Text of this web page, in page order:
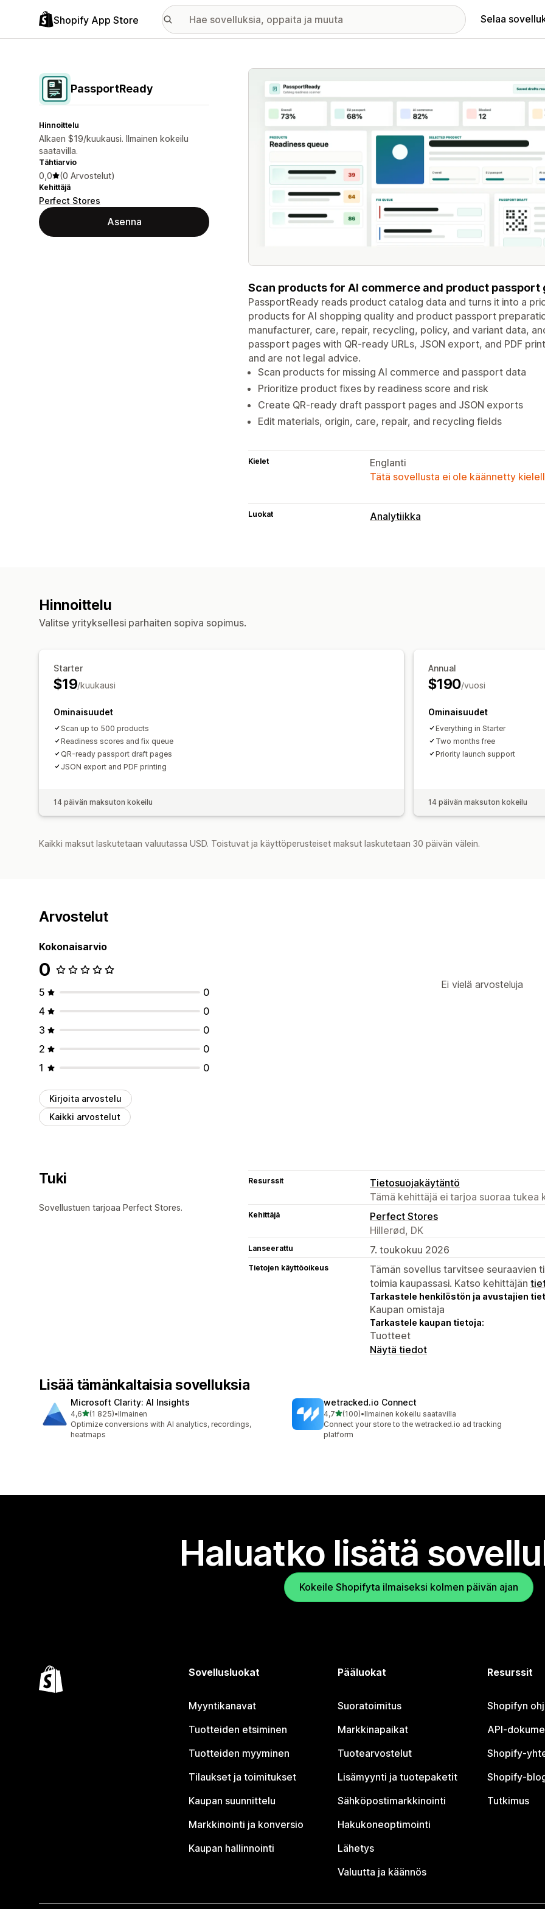
Shopify App Store Selaa
PassportReady
Hinnoittelu
Alkaen $19/kuukausi. Ilmainen kokeilu
saatavilla.
Tähtiarvio
0,0 (0 Arvostelut)
Kehittäjä
Perfect Stores
Asenna
Esittelykuvagalleria
Scan products for AI commerce and product passport
PassportReady reads product catalog data and turns it into a
products for AI shopping quality and product passport
manufacturer, care, repair, recycling, policy, and variant data,
passport pages with QR-ready URLs, JSON export, and PDF
and are not legal advice.
Scan products for missing AI commerce and passport data
Prioritize product fixes by readiness score and risk
Create QR-ready draft passport pages and JSON exports
Edit materials, origin, care, repair, and recycling fields
Kielet
Englanti
Tätä sovellusta ei ole käännetty
Luokat Analytiikka
Hinnoittelu
Valitse yrityksellesi parhaiten sopiva sopimus.
Starter
$19/kuukausi
Ominaisuudet
Scan up to 500 products
Readiness scores and fix queue
QR-ready passport draft pages
JSON export and PDF printing
14 päivän maksuton kokeilu
Annual
$190/vuosi
Ominaisuudet
Everything in Starter
Two months free
Priority launch support
14 päivän maksuton kokeilu
Kaikki maksut laskutetaan valuutassa USD. Toistuvat ja käyttöperusteiset maksut laskutetaan 30 päivän välein.
Arvostelut
Kokonaisarvio
0
5
0
4
0
3
0
2
0
1
0
Kirjoita arvostelu
Kaikki arvostelut
Ei vielä arvosteluja
Tuki
Sovellustuen tarjoaa Perfect Stores.
Resurssit
Tietosuojakäytäntö
Tämä kehittäjä ei tarjoa suoraa tukea
Kehittäjä
Perfect Stores
Hillerød, DK
Lanseerattu 7. toukokuu 2026
Tietojen käyttöoikeus
Tämän sovellus tarvitsee
toimia kaupassasi. Katso kehittäjän
Tarkastele henkilöstön ja avustajien
Kaupan omistaja
Tarkastele kaupan tietoja:
Tuotteet
Näytä tiedot
Lisää tämänkaltaisia sovelluksia
Microsoft Clarity: AI Insights
4,6/ 5 tähteä
(1 825)
1825 arvostelua yhteensä
•Ilmainen
Optimize conversions with AI analytics, recordings,
heatmaps
wetracked.io Connect
4,7/ 5 tähteä
(100)
100 arvostelua yhteensä
•Ilmainen kokeilu saatavilla
Connect your store to the wetracked.io ad tracking
platform
Haluatko lisätä
Kokeile Shopifyta ilmaiseksi kolmen päivän ajan
Sovellusluokat
Myyntikanavat
Tuotteiden etsiminen
Tuotteiden myyminen
Tilaukset ja toimitukset
Kaupan suunnittelu
Markkinointi ja konversio
Kaupan hallinnointi
Pääluokat
Suoratoimitus
Markkinapaikat
Tuotearvostelut
Lisämyynti ja tuotepaketit
Sähköpostimarkkinointi
Hakukoneoptimointi
Lähetys
Valuutta ja käännös
Resurssit
Shopifyn
API-
Shopify-
Shopify-
Tutkimus